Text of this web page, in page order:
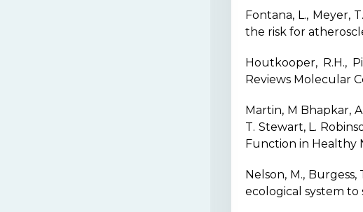
Fontana, L., Meyer,
the risk for
Houtkooper, R.H.,
Reviews Molecular
Martin, M Bhapkar,
T. Stewart, L.
Function in Healthy
Nelson, M., Burgess,
ecological system to